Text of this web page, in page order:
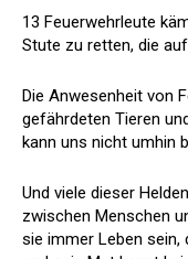
13 Feuerwehrleute
Stute zu retten, die
Die Anwesenheit von
gefährdeten Tieren
kann uns nicht umhin
Und viele dieser
zwischen Menschen
sie immer Leben sein,